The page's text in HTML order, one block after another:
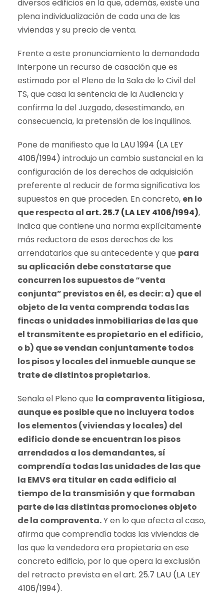
diversos edificios en la que, además, existe una
plena individualización de cada una de las
viviendas y su precio de venta.
Frente a este pronunciamiento la demandada
interpone un recurso de casación que es
estimado por el Pleno de la Sala de lo Civil del
TS, que casa la sentencia de la Audiencia y
confirma la del Juzgado, desestimando, en
consecuencia, la pretensión de los inquilinos.
Pone de manifiesto que la LAU 1994 (LA LEY
4106/1994) introdujo un cambio sustancial en la
configuración de los derechos de adquisición
preferente al reducir de forma significativa los
supuestos en que proceden. En concreto, en lo
que respecta al art. 25.7 (LA LEY 4106/1994),
indica que contiene una norma explícitamente
más reductora de esos derechos de los
arrendatarios que su antecedente y que para
su aplicación debe constatarse que
concurren los supuestos de “venta
conjunta” previstos en él, es decir: a) que el
objeto de la venta comprenda todas las
fincas o unidades inmobiliarias de las que
el transmitente es propietario en el edificio,
o b) que se vendan conjuntamente todos
los pisos y locales del inmueble aunque se
trate de distintos propietarios.
Señala el Pleno que la compraventa litigiosa,
aunque es posible que no incluyera todos
los elementos (viviendas y locales) del
edificio donde se encuentran los pisos
arrendados a los demandantes, sí
comprendía todas las unidades de las que
la EMVS era titular en cada edificio al
tiempo de la transmisión y que formaban
parte de las distintas promociones objeto
de la compraventa.Y en lo que afecta al caso,
afirma que comprendía todas las viviendas de
las que la vendedora era propietaria en ese
concreto edificio, por lo que opera la exclusión
del retracto prevista en elart. 25.7 LAU (LA LEY
4106/1994).